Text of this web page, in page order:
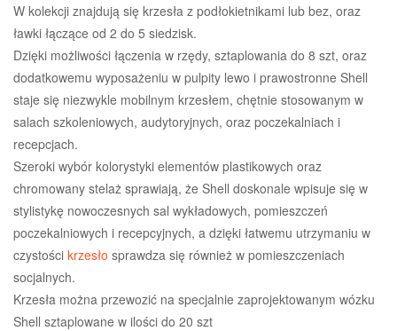
W kolekcji znajdują się krzesła z podłokietnikami lub bez, oraz
ławki łączące od 2 do 5 siedzisk.
Dzięki możliwości łączenia w rzędy, sztaplowania do 8 szt, oraz
dodatkowemu wyposażeniu w pulpity lewo i prawostronne Shell
staje się niezwykle mobilnym krzesłem, chętnie stosowanym w
salach szkoleniowych, audytoryjnych, oraz poczekalniach i
recepcjach.
Szeroki wybór kolorystyki elementów plastikowych oraz
chromowany stelaż sprawiają, że Shell doskonale wpisuje się w
stylistykę nowoczesnych sal wykładowych, pomieszczeń
poczekalniowych i recepcyjnych, a dzięki łatwemu utrzymaniu w
czystości krzesło sprawdza się również w pomieszczeniach
socjalnych.
Krzesła można przewozić na specjalnie zaprojektowanym wózku
Shell sztaplowane w ilości do 20 szt